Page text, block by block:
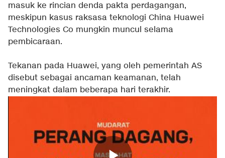
masuk ke rincian denda pakta perdagangan,
meskipun kasus raksasa teknologi China Huawei
Technologies Co mungkin muncul selama
pembicaraan.
Tekanan pada Huawei, yang oleh pemerintah AS
disebut sebagai ancaman keamanan, telah
meningkat dalam beberapa hari terakhir.